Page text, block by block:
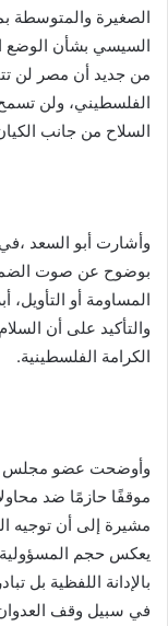
الصغيرة والمتوسطة
السيسي بشأن الوضع
من جديد أن مصر لن
الفلسطيني، ولن
السلاح من جانب
وأشارت أبو السعد
بوضوح عن صوت
المساومة أو
والتأكيد على أن
الكرامة الفلسطينية.
وأوضحت عضو مجلس
موقفًا حازمًا ضد
مشيرة إلى أن توجيه
يعكس حجم المسؤولية
بالإدانة اللفظية بل
في سبيل وقف العدوان